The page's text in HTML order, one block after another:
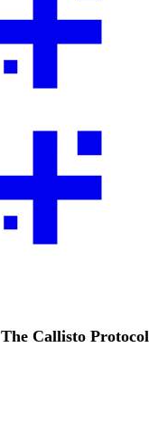
The Callisto Protocol